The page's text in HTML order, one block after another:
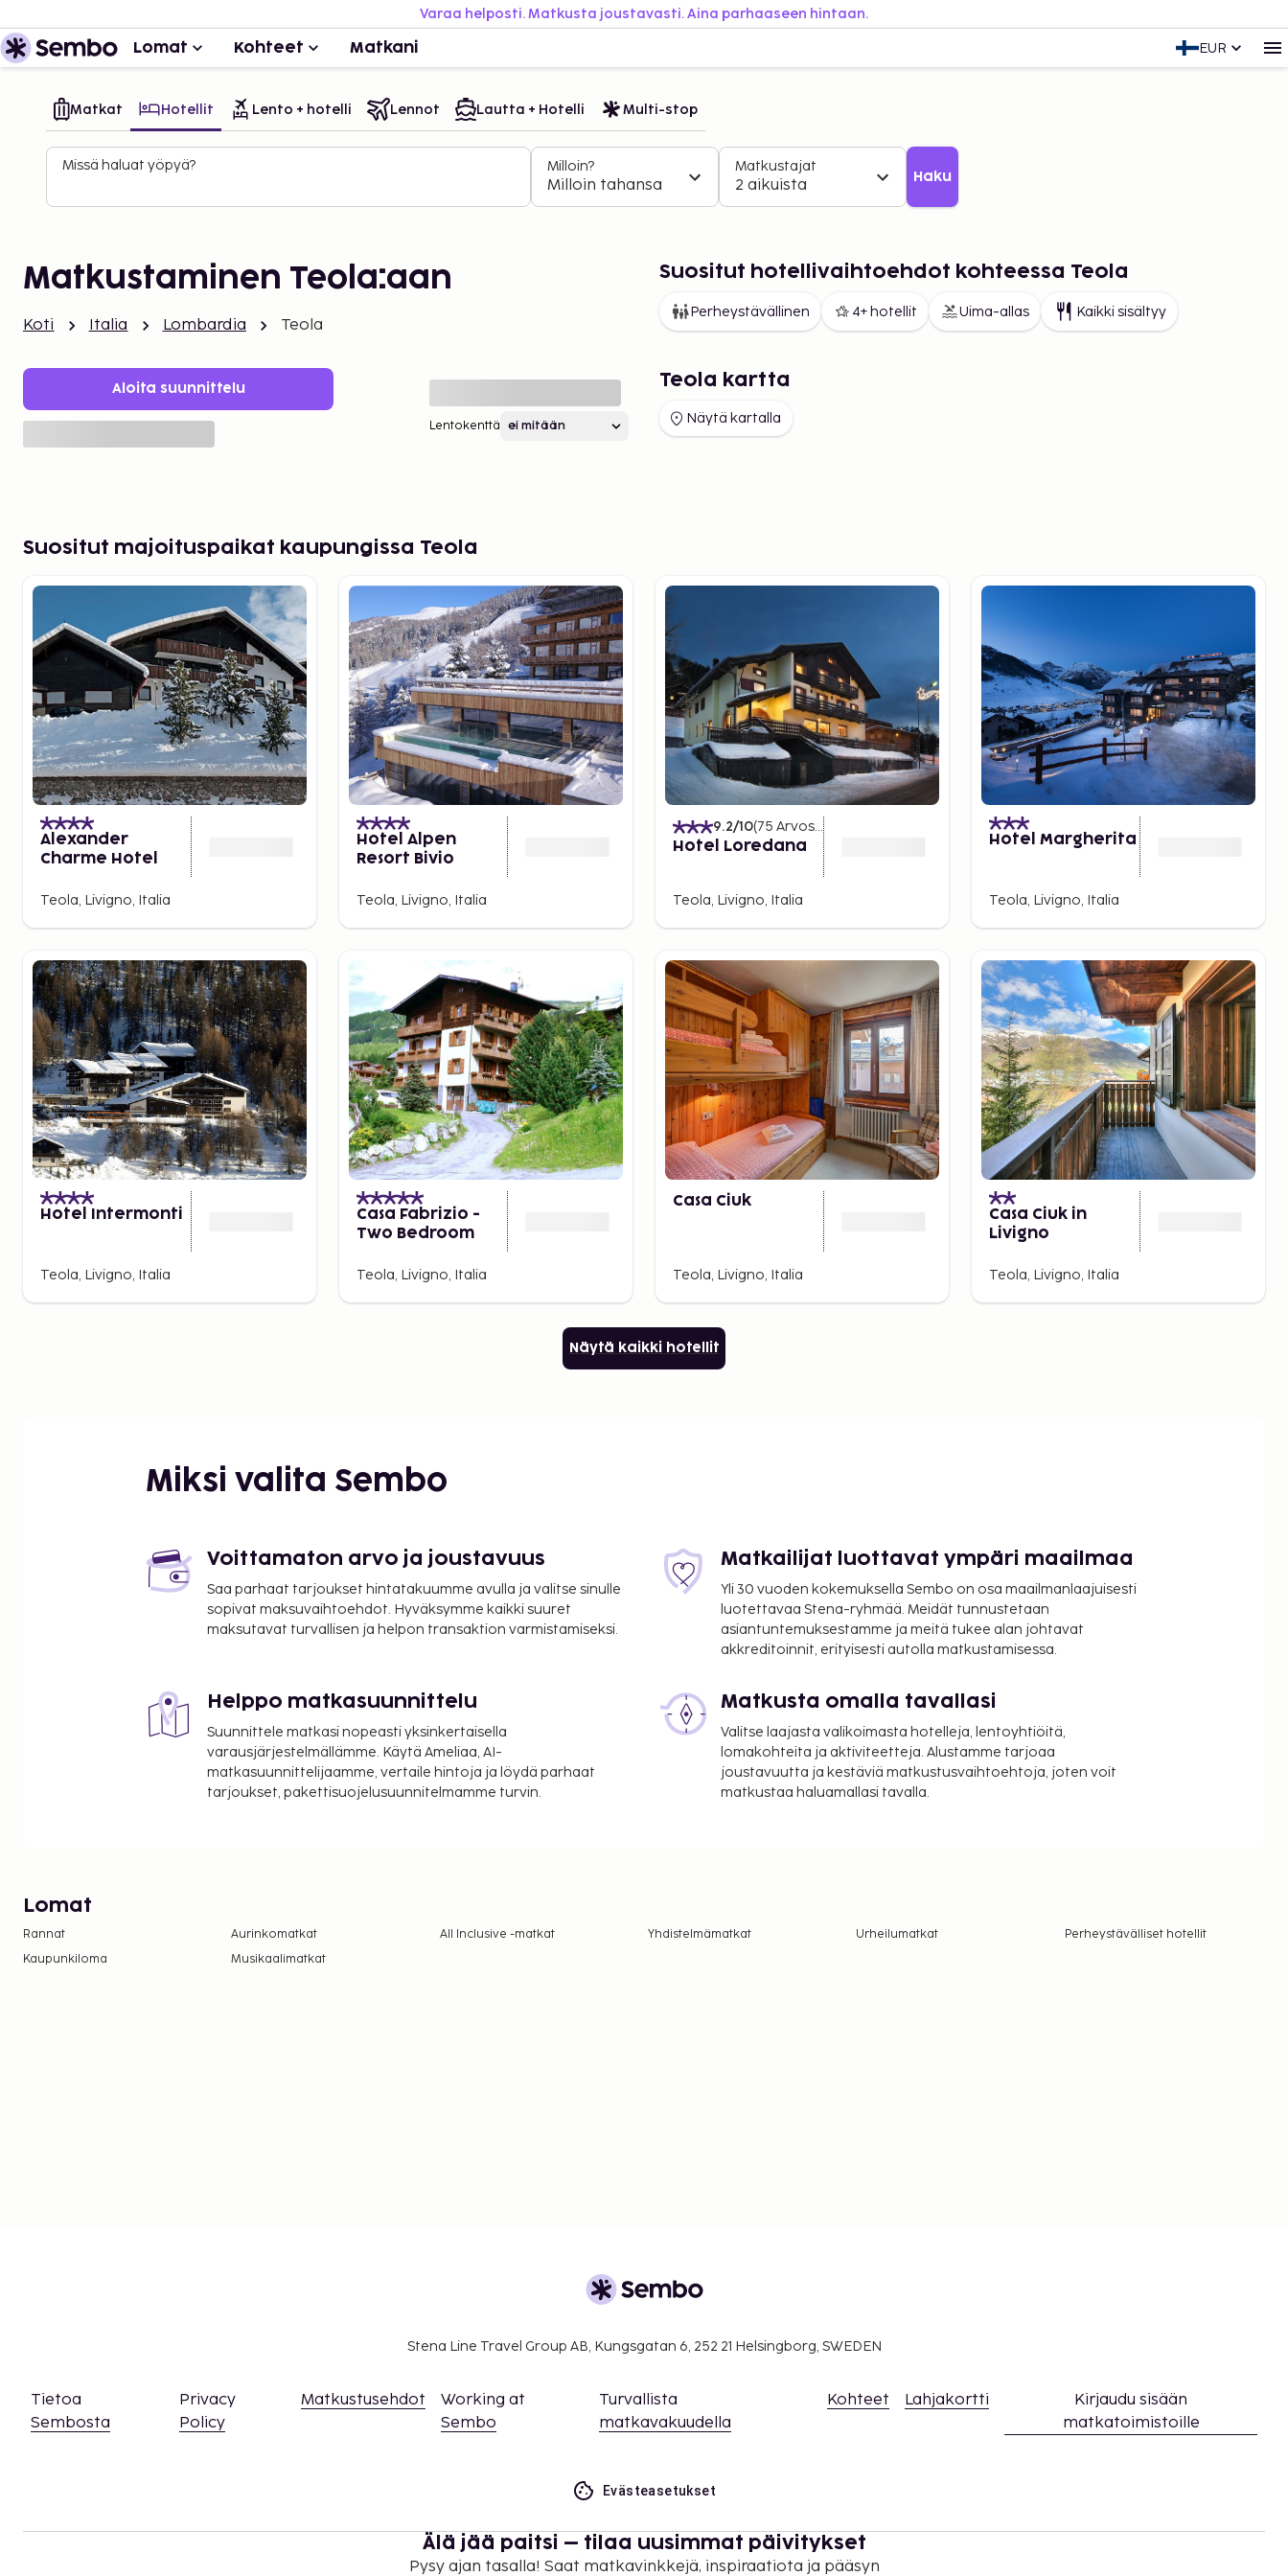
Varaa helposti. Matkusta joustavasti. Aina parhaaseen hintaan.
Lomat Kohteet Matkani EUR
Matkat Hotellit Lento + hotelli Lennot Lautta + Hotelli Multi-stop
Missä haluat yöpyä? Milloin?
Milloin tahansa
Matkustajat
2 aikuista Haku
Matkustaminen Teola:aan
Koti Italia Lombardia Teola
Aloita suunnittelu
Lentokenttä
Suositut hotellivaihtoehdot kohteessa Teola
Perheystävällinen 4+ hotellit Uima-allas Kaikki sisältyy
Teola kartta
Näytä kartalla
Suositut majoituspaikat kaupungissa Teola
Alexander
Charme Hotel
Teola, Livigno, Italia
Hotel Alpen
Resort Bivio
Teola, Livigno, Italia
9.2/10(75 Arvostelut
Hotel Loredana
Teola, Livigno, Italia
Hotel Margherita
Teola, Livigno, Italia
Hotel Intermonti
Teola, Livigno, Italia
Casa Fabrizio -
Two Bedroom
Teola, Livigno, Italia
Casa Ciuk
Teola, Livigno, Italia
Casa Ciuk in
Livigno
Teola, Livigno, Italia
Näytä kaikki hotellit
Miksi valita Sembo
Voittamaton arvo ja joustavuus
Saa parhaat tarjoukset hintatakuumme avulla ja valitse sinulle
sopivat maksuvaihtoehdot. Hyväksymme kaikki suuret
maksutavat turvallisen ja helpon transaktion varmistamiseksi.
Matkailijat luottavat ympäri maailmaa
Yli 30 vuoden kokemuksella Sembo on osa maailmanlaajuisesti
luotettavaa Stena-ryhmää. Meidät tunnustetaan
asiantuntemuksestamme ja meitä tukee alan johtavat
akkreditoinnit, erityisesti autolla matkustamisessa.
Helppo matkasuunnittelu
Suunnittele matkasi nopeasti yksinkertaisella
varausjärjestelmällämme. Käytä Ameliaa, AI-
matkasuunnittelijaamme, vertaile hintoja ja löydä parhaat
tarjoukset, pakettisuojelusuunnitelmamme turvin.
Matkusta omalla tavallasi
Valitse laajasta valikoimasta hotelleja, lentoyhtiöitä,
lomakohteita ja aktiviteetteja. Alustamme tarjoaa
joustavuutta ja kestäviä matkustusvaihtoehtoja, joten voit
matkustaa haluamallasi tavalla.
Lomat
Rannat Aurinkomatkat All Inclusive -matkat Yhdistelmämatkat Urheilumatkat
Perheystävälliset hotellit
Kaupunkiloma
Musikaalimatkat
Stena Line Travel Group AB, Kungsgatan 6, 252 21 Helsingborg, SWEDEN
Tietoa
Sembosta
Privacy
Policy
Matkustusehdot
Working at
Sembo
Turvallista
matkavakuudella
Kohteet Lahjakortti
Kirjaudu sisään
matkatoimistoille
Evästeasetukset
Älä jää paitsi – tilaa uusimmat päivitykset
Pysy ajan tasalla! Saat matkavinkkejä, inspiraatiota ja pääsyn